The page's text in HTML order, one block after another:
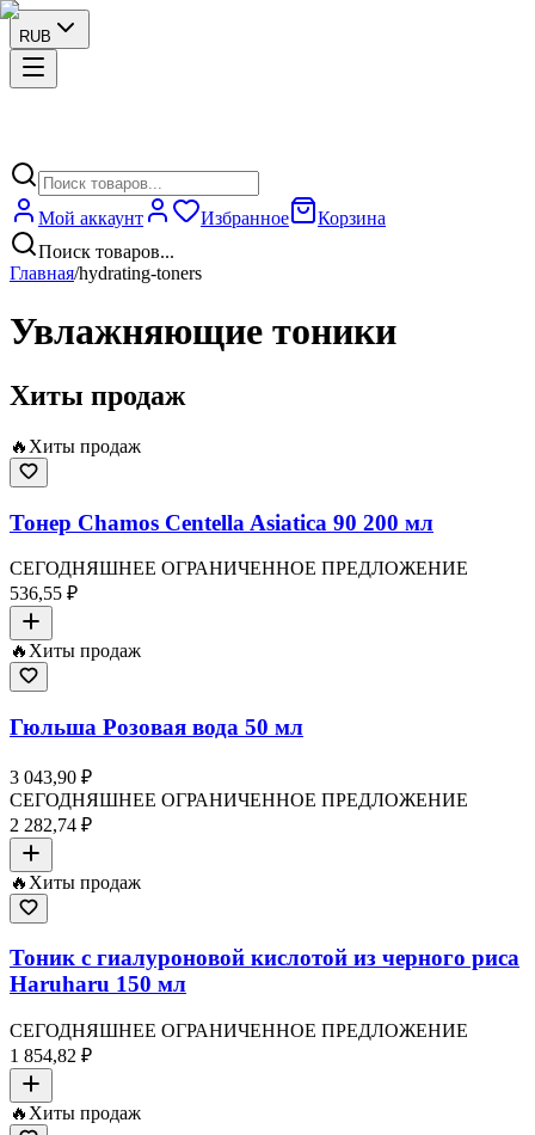
RUB
Мой аккаунт Избранное
Корзина
Поиск товаров...
Главная/hydrating-toners
Увлажняющие тоники
Хиты продаж
🔥 Хиты продаж
Тонер Chamos Centella Asiatica 90 200 мл
СЕГОДНЯШНЕЕ ОГРАНИЧЕННОЕ ПРЕДЛОЖЕНИЕ
536,55 ₽
🔥 Хиты продаж
Гюльша Розовая вода 50 мл
3 043,90 ₽
СЕГОДНЯШНЕЕ ОГРАНИЧЕННОЕ ПРЕДЛОЖЕНИЕ
2 282,74 ₽
🔥 Хиты продаж
Тоник с гиалуроновой кислотой из черного риса
Haruharu 150 мл
СЕГОДНЯШНЕЕ ОГРАНИЧЕННОЕ ПРЕДЛОЖЕНИЕ
1 854,82 ₽
🔥 Хиты продаж